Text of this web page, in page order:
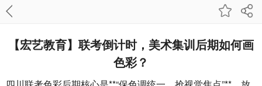
【宏艺教育】联考倒计时，美术集训后期如何画
色彩？